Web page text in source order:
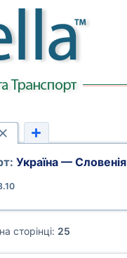
Україна — Словенія
сторінці: 25